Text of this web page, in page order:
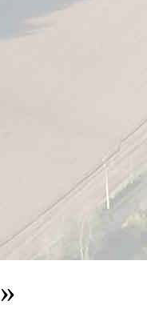
»